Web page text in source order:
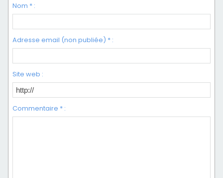
Nom * :
Adresse email (non publiée) * :
Site web :
Commentaire * :